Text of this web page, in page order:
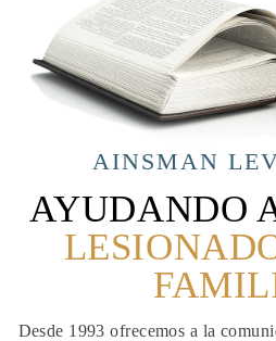
AINSMAN
AYUDANDO
Desde 1993 ofrecemos a la